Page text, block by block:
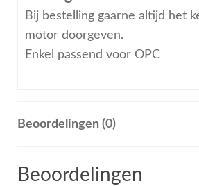
Bij bestelling gaarne altijd het
motor doorgeven.
Enkel passend voor OPC
Beoordelingen (0)
Beoordelingen